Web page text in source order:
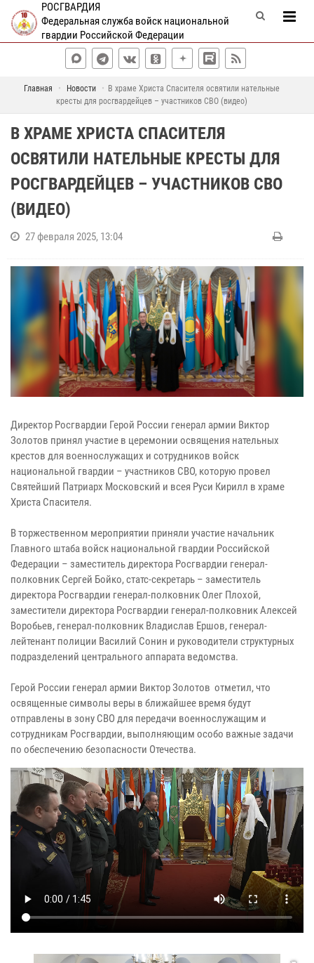
РОСГВАРДИЯ
Федеральная служба войск национальной
гвардии Российской Федерации
Главная Новости
В храме Христа Спасителя освятили нательные
кресты для росгвардейцев – участников СВО (видео)
В ХРАМЕ ХРИСТА СПАСИТЕЛЯ
ОСВЯТИЛИ НАТЕЛЬНЫЕ КРЕСТЫ ДЛЯ
РОСГВАРДЕЙЦЕВ – УЧАСТНИКОВ СВО
(ВИДЕО)
27 февраля 2025, 13:04
Директор Росгвардии Герой России генерал армии Виктор
Золотов принял участие в церемонии освящения нательных
крестов для военнослужащих и сотрудников войск
национальной гвардии – участников СВО, которую провел
Святейший Патриарх Московский и всея Руси Кирилл в храме
Христа Спасителя.
В торжественном мероприятии приняли участие начальник
Главного штаба войск национальной гвардии Российской
Федерации – заместитель директора Росгвардии генерал-
полковник Сергей Бойко, статс-секретарь – заместитель
директора Росгвардии генерал-полковник Олег Плохой,
заместители директора Росгвардии генерал-полковник Алексей
Воробьев, генерал-полковник Владислав Ершов, генерал-
лейтенант полиции Василий Сонин и руководители структурных
подразделений центрального аппарата ведомства.
Герой России генерал армии Виктор Золотов отметил, что
освященные символы веры в ближайшее время будут
отправлены в зону СВО для передачи военнослужащим и
сотрудникам Росгвардии, выполняющим особо важные задачи
по обеспечению безопасности Отечества.